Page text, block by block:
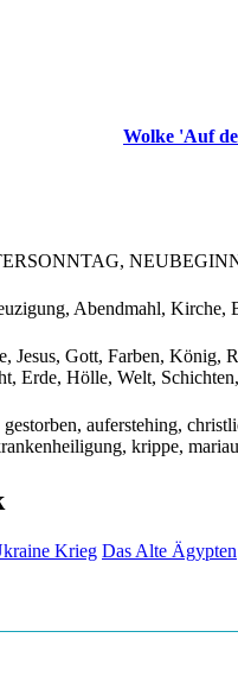
Wolke 'Auf
Abendmahl, Kirche,
Jesus, Gott, Farben,
Erde, Hölle, Welt,
auferstehing,
krippe,
Krieg Das Alte Ägypten